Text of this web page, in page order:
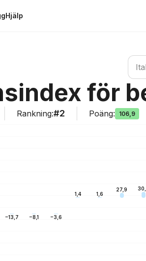
Hjälp
Sök
för
Rankning:#2 Poäng:
106,9
−13,7 −8,1 −3,6
1,4 1,6
27,9